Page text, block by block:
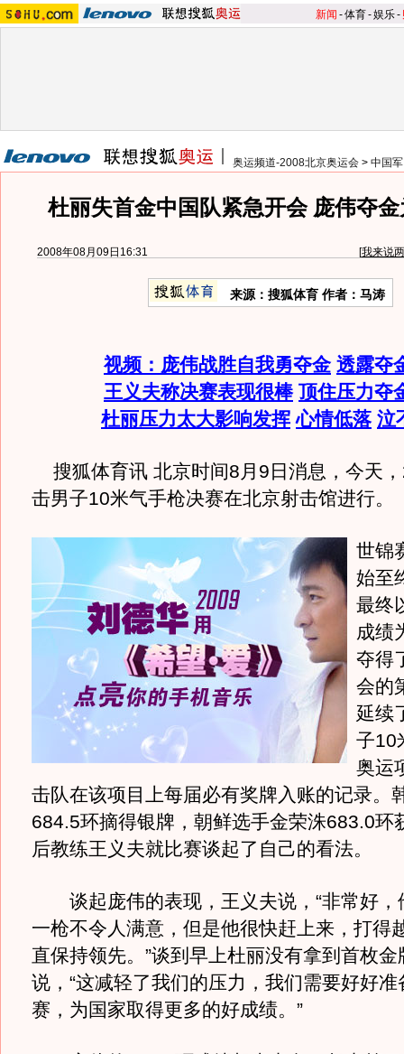
新闻 -体育-娱乐-
奥运频道-2008北京奥运会 > 中国
杜丽失首金中国队紧急开会 庞伟夺
2008年08月09日16:31 [我来说
来源：搜狐体育 作者：马涛
视频：庞伟战胜自我勇夺金 透露夺
王义夫称决赛表现很棒 顶住压力夺
杜丽压力太大影响发挥 心情低落 泣
搜狐体育讯 北京时间8月9日消息，今天
击男子10米气手枪决赛在北京射击馆进行。
世锦
始至
最终
成绩
夺得
会的
延续
子10
奥运
击队在该项目上每届必有奖牌入账的记录。
684.5环摘得银牌，朝鲜选手金荣洙683.0环
后教练王义夫就比赛谈起了自己的看法。
谈起庞伟的表现，王义夫说，“非常好，
一枪不令人满意，但是他很快赶上来，打得
直保持领先。”谈到早上杜丽没有拿到首枚
说，“这减轻了我们的压力，我们需要好好准
赛，为国家取得更多的好成绩。”